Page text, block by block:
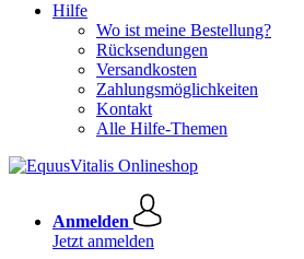
Hilfe
Wo ist meine Bestellung?
Rücksendungen
Versandkosten
Zahlungsmöglichkeiten
Kontakt
Alle Hilfe-Themen
Anmelden
Jetzt anmelden